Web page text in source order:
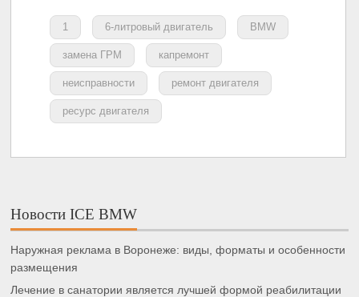
1 6-литровый двигатель BMW
замена ГРМ капремонт
неисправности ремонт двигателя
ресурс двигателя
Новости ICE BMW
Наружная реклама в Воронеже: виды, форматы и особенности
размещения
Лечение в санатории является лучшей формой реабилитации